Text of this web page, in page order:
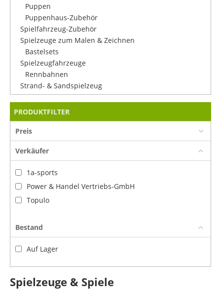
Puppen
Puppenhaus-Zubehör
Spielfahrzeug-Zubehör
Spielzeuge zum Malen & Zeichnen
Bastelsets
Spielzeugfahrzeuge
Rennbahnen
Strand- & Sandspielzeug
PRODUKTFILTER
Preis
Verkäufer
1a-sports
Power & Handel Vertriebs-GmbH
Topulo
Bestand
Auf Lager
Spielzeuge & Spiele